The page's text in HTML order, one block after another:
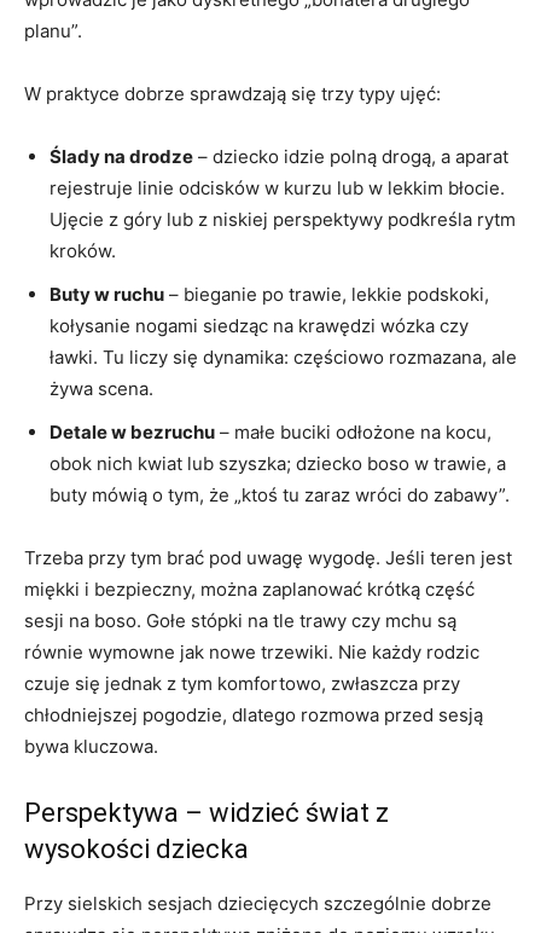
planu”.
W praktyce dobrze sprawdzają się trzy typy ujęć:
Ślady na drodze – dziecko idzie polną drogą, a aparat
rejestruje linie odcisków w kurzu lub w lekkim błocie.
Ujęcie z góry lub z niskiej perspektywy podkreśla rytm
kroków.
Buty w ruchu – bieganie po trawie, lekkie podskoki,
kołysanie nogami siedząc na krawędzi wózka czy
ławki. Tu liczy się dynamika: częściowo rozmazana, ale
żywa scena.
Detale w bezruchu – małe buciki odłożone na kocu,
obok nich kwiat lub szyszka; dziecko boso w trawie, a
buty mówią o tym, że „ktoś tu zaraz wróci do zabawy”.
Trzeba przy tym brać pod uwagę wygodę. Jeśli teren jest
miękki i bezpieczny, można zaplanować krótką część
sesji na boso. Gołe stópki na tle trawy czy mchu są
równie wymowne jak nowe trzewiki. Nie każdy rodzic
czuje się jednak z tym komfortowo, zwłaszcza przy
chłodniejszej pogodzie, dlatego rozmowa przed sesją
bywa kluczowa.
Perspektywa – widzieć świat z
wysokości dziecka
Przy sielskich sesjach dziecięcych szczególnie dobrze